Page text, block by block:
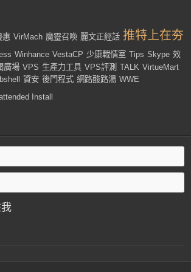
惠 VirMach 魔靈召喚 麗文正經話 推特上在夯
Winhance VestaCP 少康戰情室 Tips Skype 效
廣場 VPS 生產力工具 VPS評測 TALK VirtueMart
資安 後門程式 網路酸路湯 WWE
Install